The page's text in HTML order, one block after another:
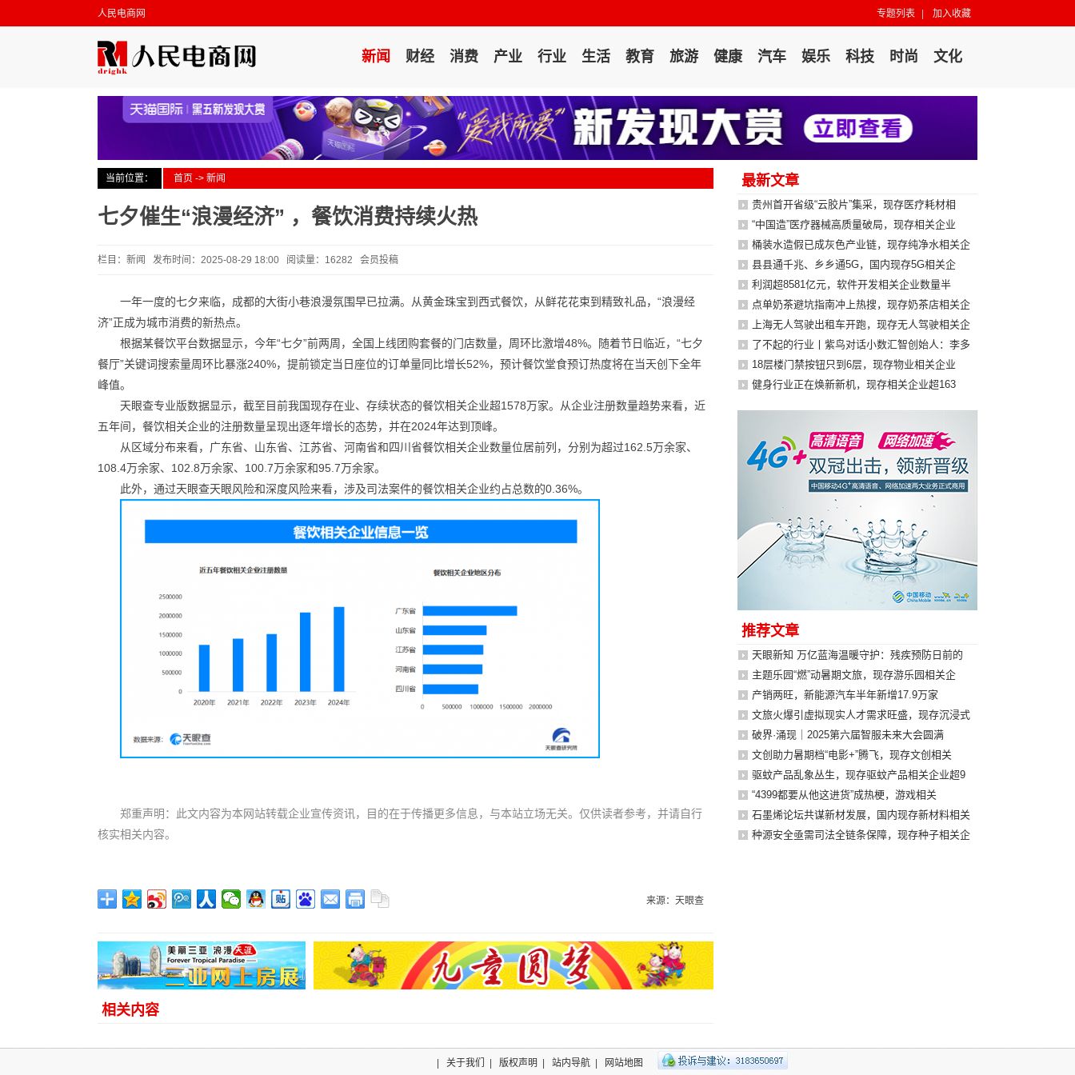
人民电商网 专题列表 加入收藏
新闻 财经 消费 产业 行业 生活 教育 旅游 健康 汽车 娱乐 科技 时尚 文化
当前位置： 首页 -> 新闻
七夕催生“浪漫经济” ，餐饮消费持续火热
栏目：新闻 发布时间：2025-08-29 18:00 阅读量：16282 会员投稿
一年一度的七夕来临，成都的大街小巷浪漫氛围早已拉满。从黄金珠宝到西式餐饮，从鲜花花束到精致礼品，“浪漫经
济”正成为城市消费的新热点。
根据某餐饮平台数据显示，今年“七夕”前两周，全国上线团购套餐的门店数量，周环比激增48%。随着节日临近，“七夕
餐厅”关键词搜索量周环比暴涨240%，提前锁定当日座位的订单量同比增长52%，预计餐饮堂食预订热度将在当天创下全年
峰值。
天眼查专业版数据显示，截至目前我国现存在业、存续状态的餐饮相关企业超1578万家。从企业注册数量趋势来看，近
五年间，餐饮相关企业的注册数量呈现出逐年增长的态势，并在2024年达到顶峰。
从区域分布来看，广东省、山东省、江苏省、河南省和四川省餐饮相关企业数量位居前列，分别为超过162.5万余家、
108.4万余家、102.8万余家、100.7万余家和95.7万余家。
此外，通过天眼查天眼风险和深度风险来看，涉及司法案件的餐饮相关企业约占总数的0.36%。
郑重声明：此文内容为本网站转载企业宣传资讯，目的在于传播更多信息，与本站立场无关。仅供读者参考，并请自行
核实相关内容。
来源：天眼查
相关内容
最新文章
贵州首开省级“云胶片”集采，现存医疗耗材相
“中国造”医疗器械高质量破局，现存相关企业
桶装水造假已成灰色产业链，现存纯净水相关企
县县通千兆、乡乡通5G，国内现存5G相关企
利润超8581亿元，软件开发相关企业数量半
点单奶茶避坑指南冲上热搜，现存奶茶店相关企
上海无人驾驶出租车开跑，现存无人驾驶相关企
了不起的行业丨紫鸟对话小数汇智创始人：李多
18层楼门禁按钮只到6层，现存物业相关企业
健身行业正在焕新新机，现存相关企业超163
推荐文章
天眼新知 万亿蓝海温暖守护：残疾预防日前的
主题乐园“燃”动暑期文旅，现存游乐园相关企
产销两旺，新能源汽车半年新增17.9万家
文旅火爆引虚拟现实人才需求旺盛，现存沉浸式
破界·涌现｜2025第六届智服未来大会圆满
文创助力暑期档“电影+”腾飞，现存文创相关
驱蚊产品乱象丛生，现存驱蚊产品相关企业超9
“4399都要从他这进货”成热梗，游戏相关
石墨烯论坛共谋新材发展，国内现存新材料相关
种源安全亟需司法全链条保障，现存种子相关企
关于我们 版权声明 站内导航 网站地图